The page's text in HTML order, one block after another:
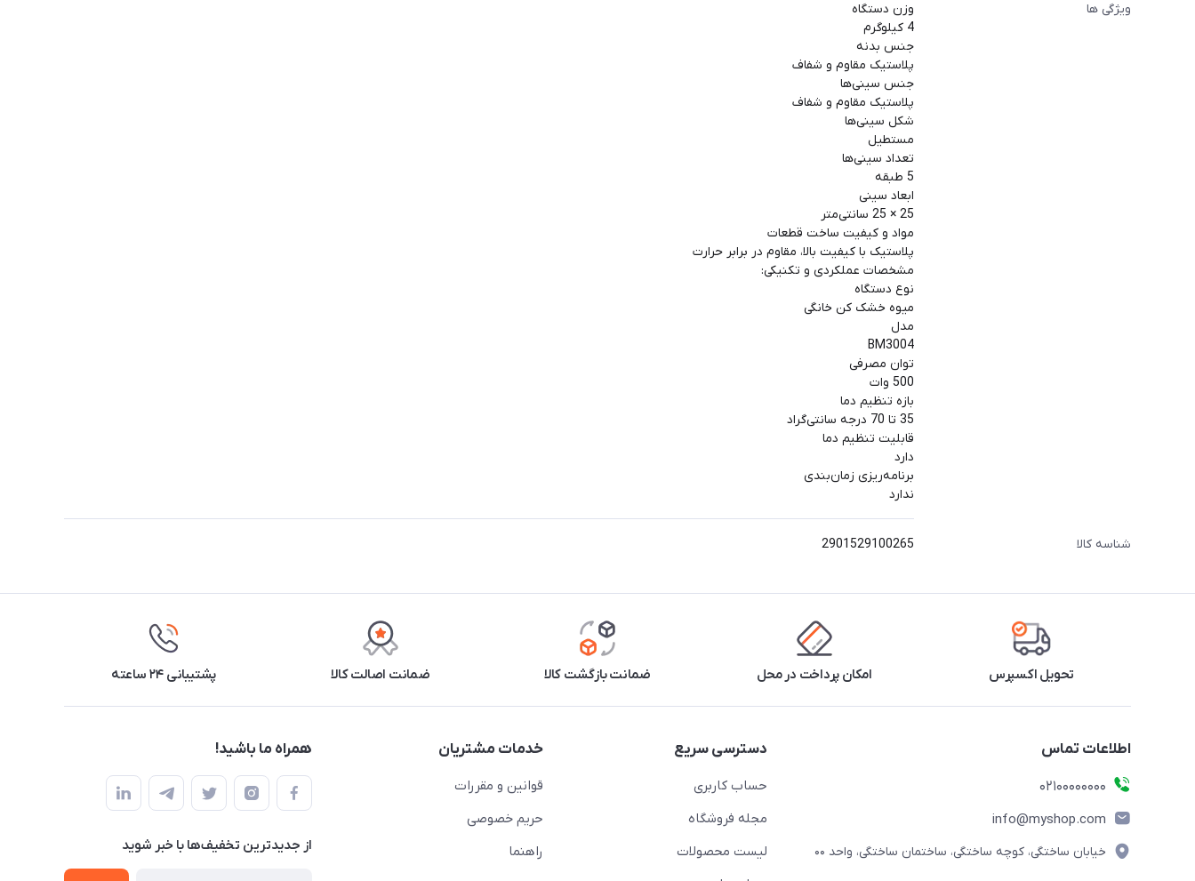
ویژگی ها
وزن دستگاه
4 کیلوگرم
جنس بدنه
پلاستیک مقاوم و شفاف
جنس سینی‌ها
پلاستیک مقاوم و شفاف
شکل سینی‌ها
مستطیل
تعداد سینی‌ها
5 طبقه
ابعاد سینی
25 × 25 سانتی‌متر
مواد و کیفیت ساخت قطعات
پلاستیک با کیفیت بالا، مقاوم در برابر حرارت
مشخصات عملکردی و تکنیکی:
نوع دستگاه
میوه خشک کن خانگی
مدل
BM3004
توان مصرفی
500 وات
بازه تنظیم دما
35 تا 70 درجه سانتی‌گراد
قابلیت تنظیم دما
دارد
برنامه‌ریزی زمان‌بندی
ندارد
شناسه کالا 2901529100265
تحویل اکسپرس امکان پرداخت در محل ضمانت بازگشت کالا ضمانت اصالت کالا پشتیبانی ۲۴ ساعته
اطلاعات تماس
۰۲۱۰۰۰۰۰۰۰۰
info@myshop.com
خیابان ساختگی، کوچه ساختگی، ساختمان ساختگی، واحد ۰۰
دسترسی سریع
حساب کاربری
مجله فروشگاه
لیست محصولات
خدمات مشتریان
قوانین و مقررات
حریم خصوصی
راهنما
همراه ما باشید!
از جدید‌ترین تخفیف‌ها با‌ خبر شوید